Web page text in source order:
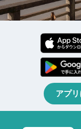
アプ